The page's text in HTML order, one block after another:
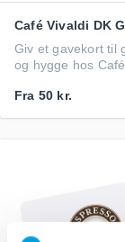
Café Vivaldi DK
Giv et gavekort til
og hygge hos
Fra 50 kr.